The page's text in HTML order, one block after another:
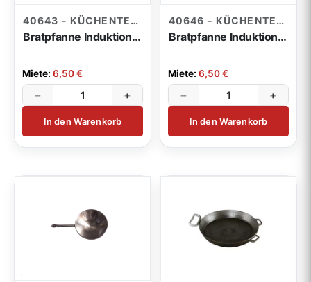
40643 - KÜCHENTECHNIK
Bratpfanne Induktion 32cm, H 6cm
Miete:6,50 €
− +
In den Warenkorb
40646 - KÜCHENTECHNIK
Bratpfanne Induktion Teflon 32cm
Miete:6,50 €
− +
In den Warenkorb